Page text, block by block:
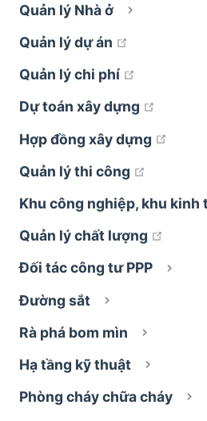
Quản lý Nhà ở
Quản lý dự án
Quản lý chi phí
Dự toán xây dựng
open
Hợp đồng xây dựng
Quản lý thi công
Khu công nghiệp, khu kinh
Quản lý chất lượng
open
Đối tác công tư PPP
Đường sắt
Rà phá bom mìn
Hạ tầng kỹ thuật
Phòng cháy chữa cháy